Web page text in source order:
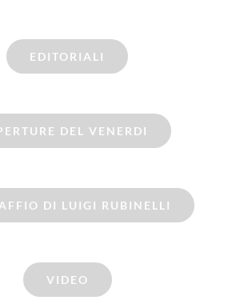
EDITORIALI
DEL VENERDI
DI LUIGI RUBINELLI
VIDEO